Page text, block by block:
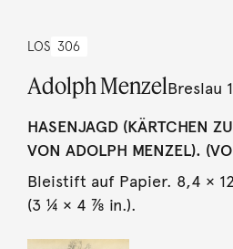
LOS 306
Adolph MenzelBreslau
HASENJAGD (KÄRTCHEN
VON ADOLPH MENZEL).
Bleistift auf Papier. 8,4 ×
(3 ¼ × 4 ⅞ in.).